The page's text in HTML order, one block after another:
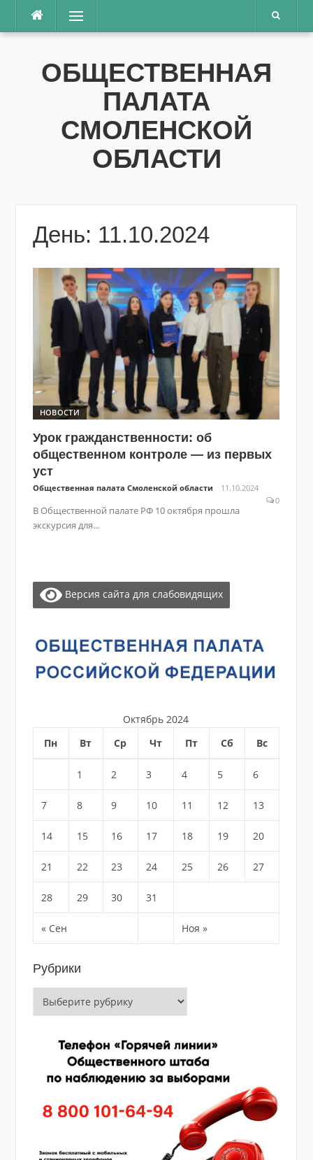
Перейти
содержимому
Меню
ОБЩЕСТВЕННАЯ
ПАЛАТА
СМОЛЕНСКОЙ
ОБЛАСТИ
День: 11.10.2024
НОВОСТИ
Урок гражданственности: об
общественном контроле — из первых
уст
Общественная палата Смоленской области
11.10.2024
0
В Общественной палате РФ 10 октября прошла
экскурсия для...
Версия сайта для слабовидящих
Октябрь 2024
Пн
Вт Ср Чт Пт Сб Вс
« Сен Ноя »
1 2 3 4 5 6
7 8 9 10 11 12 13
14 15 16 17 18 19 20
21 22 23 24 25 26 27
28 29 30 31
Рубрики